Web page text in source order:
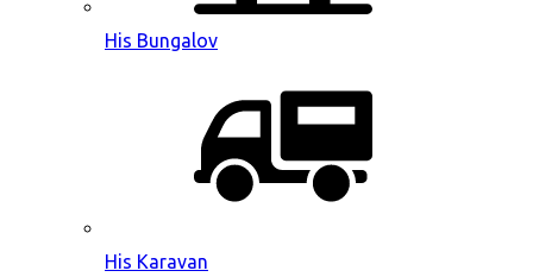
His Bungalov
His Karavan